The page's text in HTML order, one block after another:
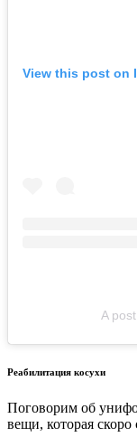
View this post on
A
Реабилитация косухи
Поговорим об
вещи, которая